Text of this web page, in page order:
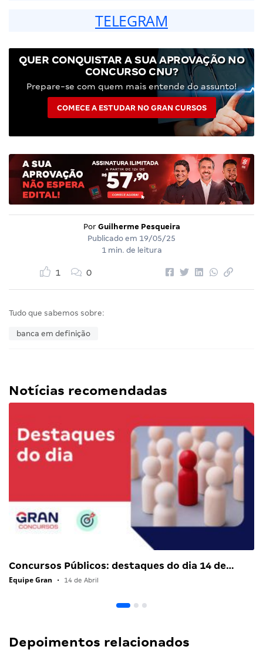
TELEGRAM
QUER CONQUISTAR A SUA APROVAÇÃO NO
CONCURSO CNU?
Prepare-se com quem mais entende do assunto!
COMECE A ESTUDAR NO GRAN CURSOS
Por Guilherme Pesqueira
Publicado em 19/05/25
1 min. de leitura
1 0
Tudo que sabemos sobre:
banca em definição
Notícias recomendadas
Concursos Públicos: destaques do dia 14 de…
Equipe Gran • 14 de Abril
Depoimentos relacionados